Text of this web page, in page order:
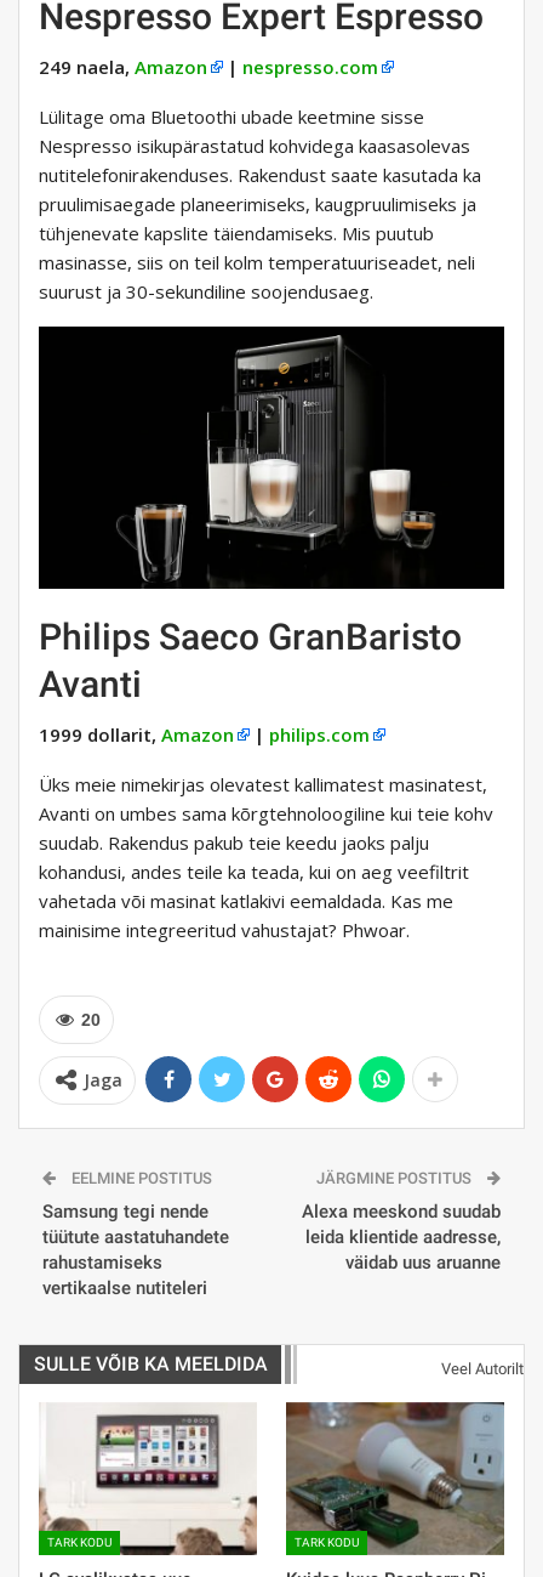
Nespresso Expert Espresso
249 naela, Amazon | nespresso.com
Lülitage oma Bluetoothi ​​ubade keetmine sisse
Nespresso isikupärastatud kohvidega kaasasolevas
nutitelefonirakenduses. Rakendust saate kasutada ka
pruulimisaegade planeerimiseks, kaugpruulimiseks ja
tühjenevate kapslite täiendamiseks. Mis puutub
masinasse, siis on teil kolm temperatuuriseadet, neli
suurust ja 30-sekundiline soojendusaeg.
Philips Saeco GranBaristo
Avanti
1999 dollarit, Amazon | philips.com
Üks meie nimekirjas olevatest kallimatest masinatest,
Avanti on umbes sama kõrgtehnoloogiline kui teie kohv
suudab. Rakendus pakub teie keedu jaoks palju
kohandusi, andes teile ka teada, kui on aeg veefiltrit
vahetada või masinat katlakivi eemaldada. Kas me
mainisime integreeritud vahustajat? Phwoar.
20
Jaga
EELMINE POSTITUS
Samsung tegi nende
tüütute aastatuhandete
rahustamiseks
vertikaalse nutiteleri
JÄRGMINE POSTITUS
Alexa meeskond suudab
leida klientide aadresse,
väidab uus aruanne
SULLE VÕIB KA MEELDIDA Veel Autorilt
TARK KODU TARK KODU